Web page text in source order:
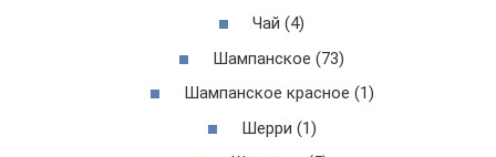
Чай (4)
Шампанское (73)
Шампанское красное (1)
Шерри (1)